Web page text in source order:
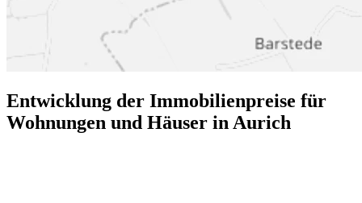
Entwicklung der Immobilienpreise für
Wohnungen und Häuser in Aurich